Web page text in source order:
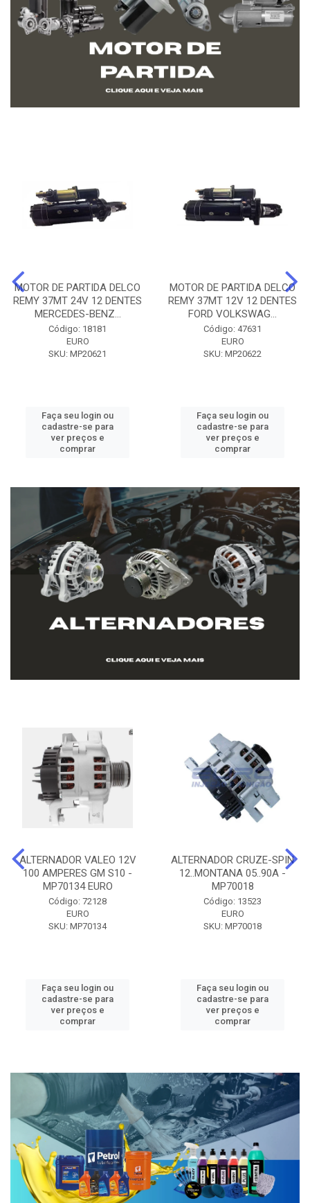
MOTOR DE PARTIDA DELCO
REMY 37MT 24V 12 DENTES
MERCEDES-BENZ...
Código: 18181
EURO
SKU: MP20621
Faça seu login ou
cadastre-se para
ver preços e
comprar
MOTOR DE PARTIDA DELCO
REMY 37MT 12V 12 DENTES
FORD VOLKSWAG...
Código: 47631
EURO
SKU: MP20622
Faça seu login ou
cadastre-se para
ver preços e
comprar
ALTERNADOR VALEO 12V
100 AMPERES GM S10 -
MP70134 EURO
Código: 72128
EURO
SKU: MP70134
Faça seu login ou
cadastre-se para
ver preços e
comprar
ALTERNADOR CRUZE-SPIN
12..MONTANA 05..90A -
MP70018
Código: 13523
EURO
SKU: MP70018
Faça seu login ou
cadastre-se para
ver preços e
comprar